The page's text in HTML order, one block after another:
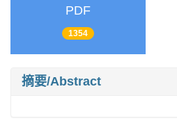
PDF
1354
摘要/Abstract